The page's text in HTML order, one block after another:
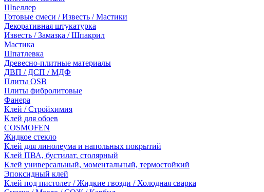
Швеллер
Готовые смеси / Известь / Мастики
Декоративная штукатурка
Известь / Замазка / Шпакрил
Мастика
Шпатлевка
Древесно-плитные материалы
ДВП / ДСП / МДФ
Плиты OSB
Плиты фибролитовые
Фанера
Клей / Стройхимия
Клей для обоев
COSMOFEN
Жидкое стекло
Клей для линолеума и напольных покрытий
Клей ПВА, бустилат, столярный
Клей универсальный, моментальный, термостойкий
Эпоксидный клей
Клей под пистолет / Жидкие гвозди / Холодная сварка